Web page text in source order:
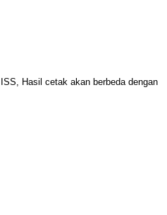
Hasil cetak akan berbeda dengan